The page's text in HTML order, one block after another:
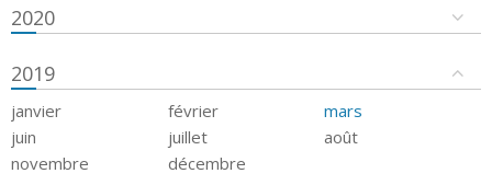
2020
2019
janvier février
mars
juin
juillet
août
novembre
décembre